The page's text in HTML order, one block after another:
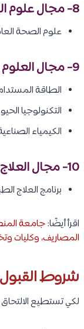
8- مجال علوم الصحة العامة:
علوم الصحة
9- مجال العلوم الأساسية المتقدمة:
الطاقة
التكنولوجيا
الكيمياء
10- مجال العلاج الطبيعي:
برنامج العلاج
اقرأ أيضًا:جامعة
المصاريف، وكليات
شروط
لكي تستطيع